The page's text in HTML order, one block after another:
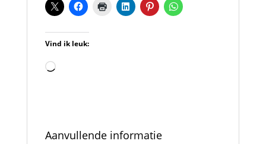
Vind ik leuk:
Aan
Aanvullende informatie